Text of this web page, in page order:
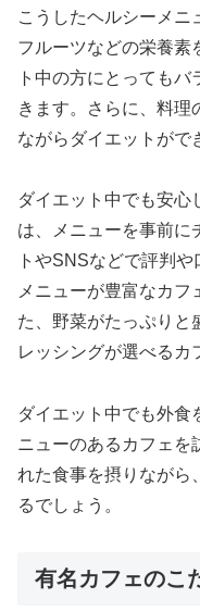
こうしたヘルシーメニ
フルーツなどの栄養素
ト中の方にとっても
きます。さらに、料理
ながらダイエットがで
ダイエット中でも安心
は、メニューを事前に
トやSNSなどで評判
メニューが豊富なカフ
た、野菜がたっぷりと
レッシングが選べるカ
ダイエット中でも外食
ニューのあるカフェを
れた食事を摂りながら
るでしょう。
有名カフェのこ